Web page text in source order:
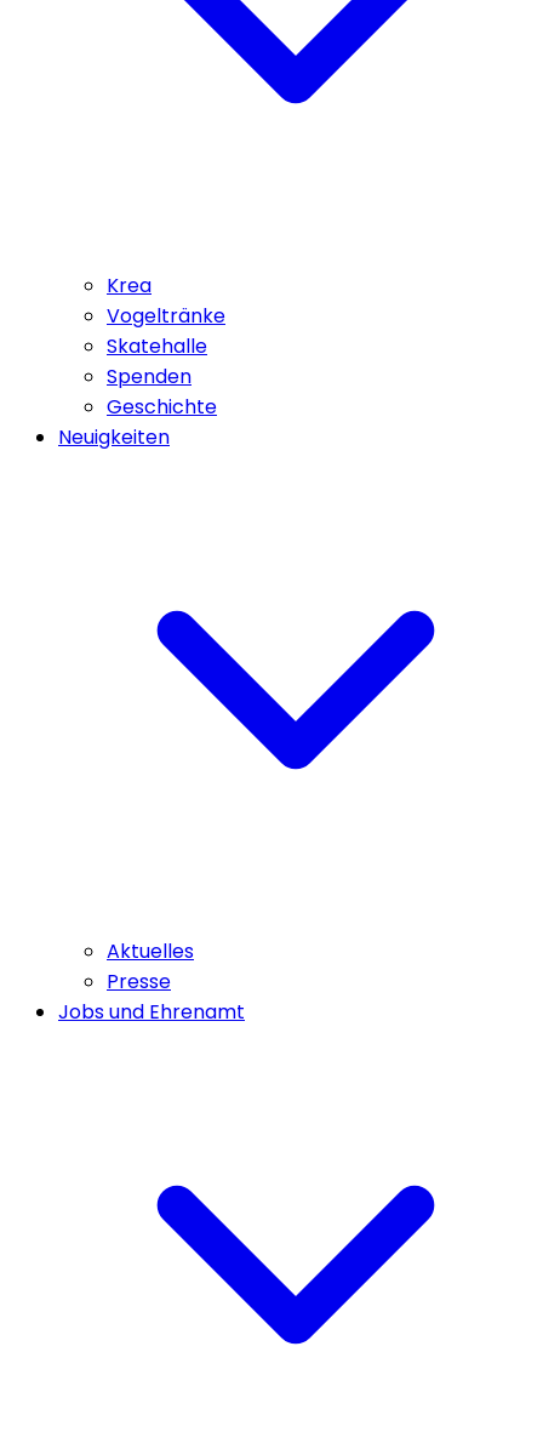
Krea
Vogeltränke
Skatehalle
Spenden
Geschichte
Neuigkeiten
Aktuelles
Presse
Jobs und Ehrenamt